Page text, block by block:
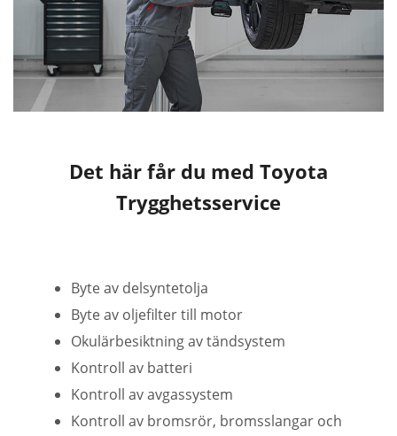
Det här får du med Toyota
Trygghetsservice
Byte av delsyntetolja
Byte av oljefilter till motor
Okulärbesiktning av tändsystem
Kontroll av batteri
Kontroll av avgassystem
Kontroll av bromsrör, bromsslangar och